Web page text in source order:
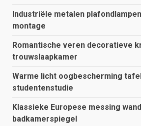
Industriële metalen
montage
Romantische veren decoratieve
trouwslaapkamer
Warme licht oogbescherming
studentenstudie
Klassieke Europese messing
badkamerspiegel